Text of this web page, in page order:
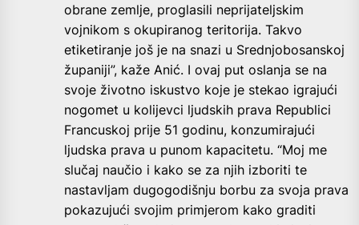
obrane zemlje, proglasili neprijateljskim
vojnikom s okupiranog teritorija. Takvo
etiketiranje još je na snazi u Srednjobosanskoj
županiji”, kaže Anić. I ovaj put oslanja se na
svoje životno iskustvo koje je stekao igrajući
nogomet u kolijevci ljudskih prava Republici
Francuskoj prije 51 godinu, konzumirajući
ljudska prava u punom kapacitetu. “Moj me
slučaj naučio i kako se za njih izboriti te
nastavljam dugogodišnju borbu za svoja prava
pokazujući svojim primjerom kako graditi